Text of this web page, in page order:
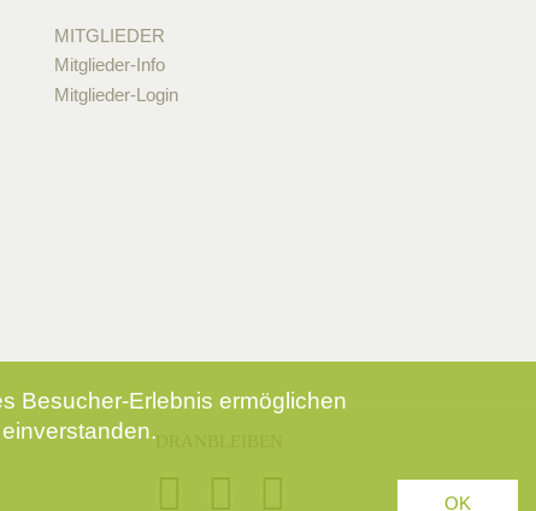
MITGLIEDER
Mitglieder-Info
Mitglieder-Login
Besucher-Erlebnis ermöglichen
OK